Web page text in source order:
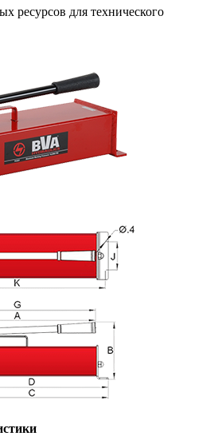
ресурсов для технического